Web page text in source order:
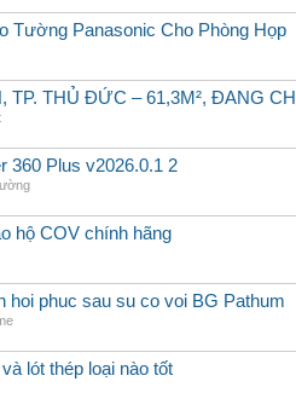
Tường Panasonic Cho Phòng Họp
TP. THỦ ĐỨC – 61,3M², ĐANG
360 Plus v2026.0.1 2
hộ COV chính hãng
hoi phuc sau su co voi BG Pathum
lót thép loại nào tốt